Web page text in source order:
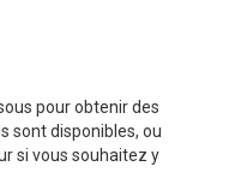
pour obtenir des
sont disponibles, ou
si vous souhaitez y